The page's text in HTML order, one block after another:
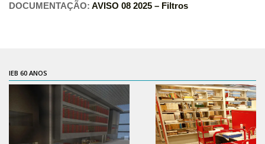
LABIEB
Isenção
Comissões
CAAF
DOCUMENTAÇÃO: AVISO 08 2025 – Filtros
IEB 60 ANOS